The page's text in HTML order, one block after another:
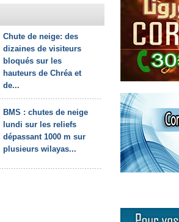
Chute de neige: des
dizaines de visiteurs
bloqués sur les
hauteurs de Chréa et
de...
BMS : chutes de neige
lundi sur les reliefs
dépassant 1000 m sur
plusieurs wilayas...